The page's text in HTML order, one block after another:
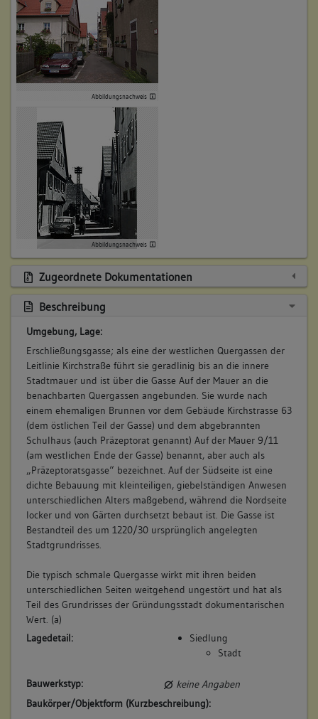
Abbildungsnachweis
Abbildungsnachweis
Zugeordnete Dokumentationen
Beschreibung
Umgebung, Lage:
Erschließungsgasse; als eine der westlichen Quergassen der
Leitlinie Kirchstraße führt sie geradlinig bis an die innere
Stadtmauer und ist über die Gasse Auf der Mauer an die
benachbarten Quergassen angebunden. Sie wurde nach
einem ehemaligen Brunnen vor dem Gebäude Kirchstrasse 63
(dem östlichen Teil der Gasse) und dem abgebrannten
Schulhaus (auch Präzeptorat genannt) Auf der Mauer 9/11
(am westlichen Ende der Gasse) benannt, aber auch als
„Präzeptoratsgasse“ bezeichnet. Auf der Südseite ist eine
dichte Bebauung mit kleinteiligen, giebelständigen Anwesen
unterschiedlichen Alters maßgebend, während die Nordseite
locker und von Gärten durchsetzt bebaut ist. Die Gasse ist
Bestandteil des um 1220/30 ursprünglich angelegten
Stadtgrundrisses.
Die typisch schmale Quergasse wirkt mit ihren beiden
unterschiedlichen Seiten weitgehend ungestört und hat als
Teil des Grundrisses der Gründungsstadt dokumentarischen
Wert. (a)
Lagedetail:
Siedlung
Stadt
Bauwerkstyp:
keine Angaben
Baukörper/Objektform (Kurzbeschreibung):